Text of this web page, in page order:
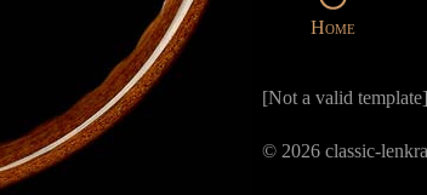
Home
[Not a valid template]
© 2026 classic-